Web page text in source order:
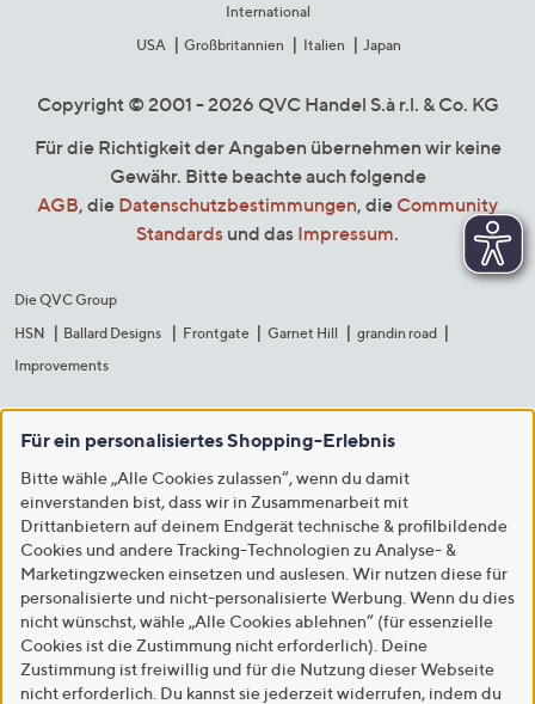
International
USA
Großbritannien Italien Japan
Copyright © 2001 - 2026 QVC Handel S.à r.l. & Co. KG
Für die Richtigkeit der Angaben übernehmen wir keine
Gewähr. Bitte beachte auch folgende
AGB, die Datenschutzbestimmungen, die Community
Standards und das Impressum.
Die QVC Group
HSN
Ballard Designs Frontgate Garnet Hill
grandin road
Improvements
Für ein personalisiertes Shopping-Erlebnis
Bitte wähle „Alle Cookies zulassen“, wenn du damit
einverstanden bist, dass wir in Zusammenarbeit mit
Drittanbietern auf deinem Endgerät technische & profilbildende
Cookies und andere Tracking-Technologien zu Analyse- &
Marketingzwecken einsetzen und auslesen. Wir nutzen diese für
personalisierte und nicht-personalisierte Werbung. Wenn du dies
nicht wünschst, wähle „Alle Cookies ablehnen“ (für essenzielle
Cookies ist die Zustimmung nicht erforderlich). Deine
Zustimmung ist freiwillig und für die Nutzung dieser Webseite
nicht erforderlich. Du kannst sie jederzeit widerrufen, indem du